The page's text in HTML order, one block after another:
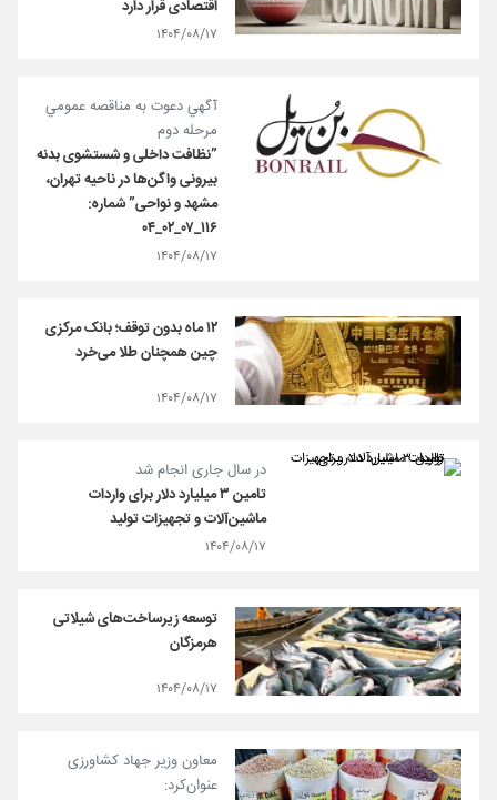
اقتصادی قرار دارد
۱۴۰۴/۰۸/۱۷
آگهي دعوت به مناقصه عمومي
مرحله دوم
”نظافت داخلی و شستشوی بدنه
بیرونی واگن‌ها در ناحیه تهران،
مشهد و نواحی” شماره:
۱۱۶_۰۷_۰۲_۰۴
۱۴۰۴/۰۸/۱۷
۱۲ ماه بدون توقف؛ بانک مرکزی
چین همچنان طلا می‌خرد
۱۴۰۴/۰۸/۱۷
در سال جاری انجام شد
تامین ۳ میلیارد دلار برای واردات
ماشین‌آلات و تجهیزات تولید
۱۴۰۴/۰۸/۱۷
توسعه زیرساخت‌های شیلاتی
هرمزگان
۱۴۰۴/۰۸/۱۷
معاون وزیر جهاد کشاورزی
عنوان‌کرد: